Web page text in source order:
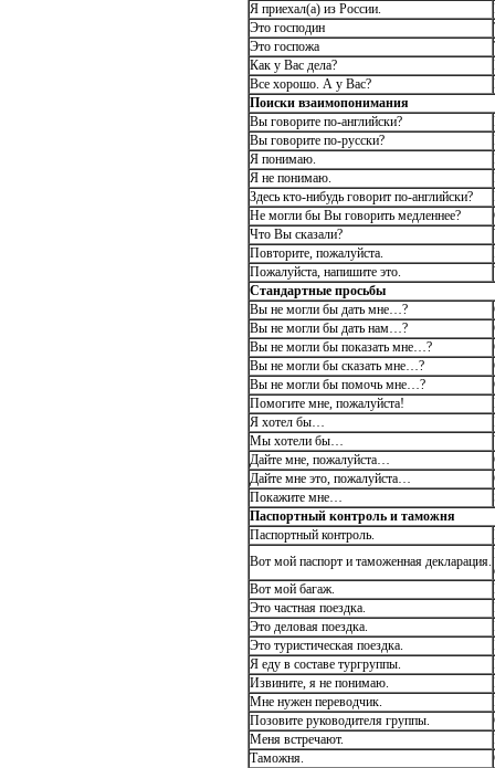
Я приехал(а) из России.
Это господин
Это госпожа
Как у Вас дела?
Все хорошо. А у Вас?
Поиски взаимопонимания
Вы говорите по-английски?
Вы говорите по-русски?
Я понимаю.
Я не понимаю.
Здесь кто-нибудь говорит по-английски?
Не могли бы Вы говорить медленнее?
Что Вы сказали?
Повторите, пожалуйста.
Пожалуйста, напишите это.
Стандартные просьбы
Вы не могли бы дать мне…?
Вы не могли бы дать нам…?
Вы не могли бы показать мне…?
Вы не могли бы сказать мне…?
Вы не могли бы помочь мне…?
Помогите мне, пожалуйста!
Я хотел бы…
Мы хотели бы…
Дайте мне, пожалуйста…
Дайте мне это, пожалуйста…
Покажите мне…
Паспортный контроль и таможня
Паспортный контроль.
Вот мой паспорт и таможенная декларация.
Вот мой багаж.
Это частная поездка.
Это деловая поездка.
Это туристическая поездка.
Я еду в составе тургруппы.
Извините, я не понимаю.
Мне нужен переводчик.
Позовите руководителя группы.
Меня встречают.
Таможня.